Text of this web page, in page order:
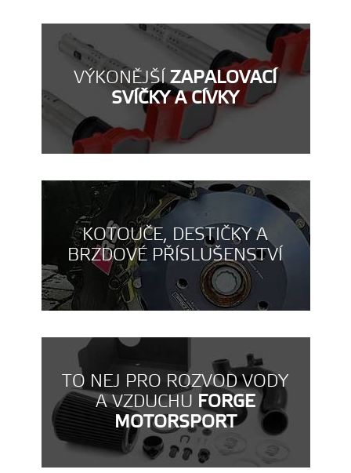
VÝKONĚJŠÍZAPALOVACÍ
SVÍČKY A CÍVKY
KOTOUČE, DESTIČKY A
BRZDOVÉ PŘÍSLUŠENSTVÍ
TO NEJ PRO ROZVOD VODY
A VZDUCHU FORGE
MOTORSPORT